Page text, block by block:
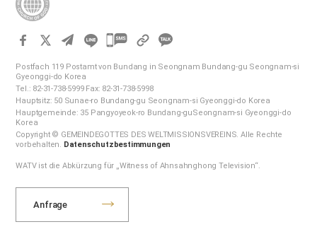
카
오
공
하
Postfach 119 Postamt von Bundang in Seongnam Bundang-gu Seongnam-si
Gyeonggi-do Korea
Tel.: 82-31-738-5999 Fax: 82-31-738-5998
Hauptsitz: 50 Sunae-ro Bundang-gu Seongnam-si Gyeonggi-do Korea
Hauptgemeinde: 35 Pangyoyeok-ro Bundang-guSeongnam-si Gyeonggi-do
Korea
Copyright © GEMEINDEGOTTES DES WELTMISSIONSVEREINS. Alle Rechte
vorbehalten. Datenschutzbestimmungen
WATV ist die Abkürzung für „Witness of Ahnsahnghong Television“.
Anfrage